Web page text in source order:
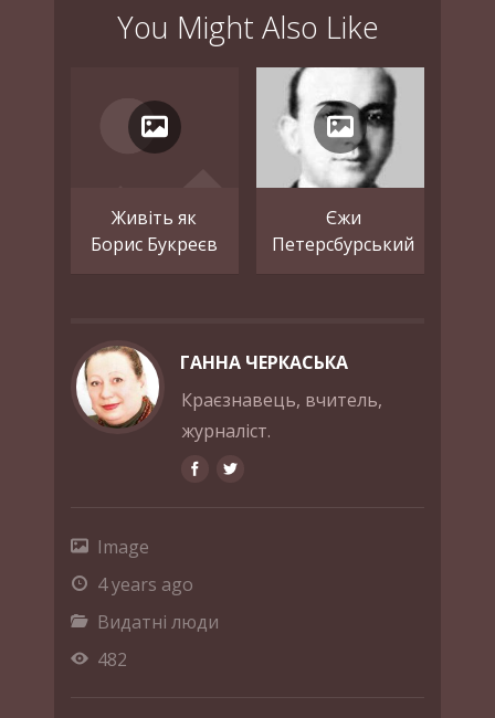
You Might Also Like
Живіть як
Борис Букреєв
Єжи
Петерсбурський
ГАННА ЧЕРКАСЬКА
Краєзнавець, вчитель,
журналіст.
Image
4 years ago
Видатні люди
482